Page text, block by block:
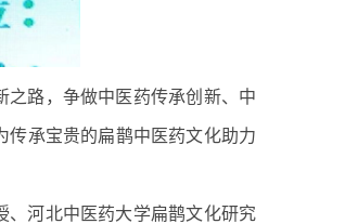
之路，争做中医药传承创新、中
传承宝贵的扁鹊中医药文化助力
、河北中医药大学扁鹊文化研究